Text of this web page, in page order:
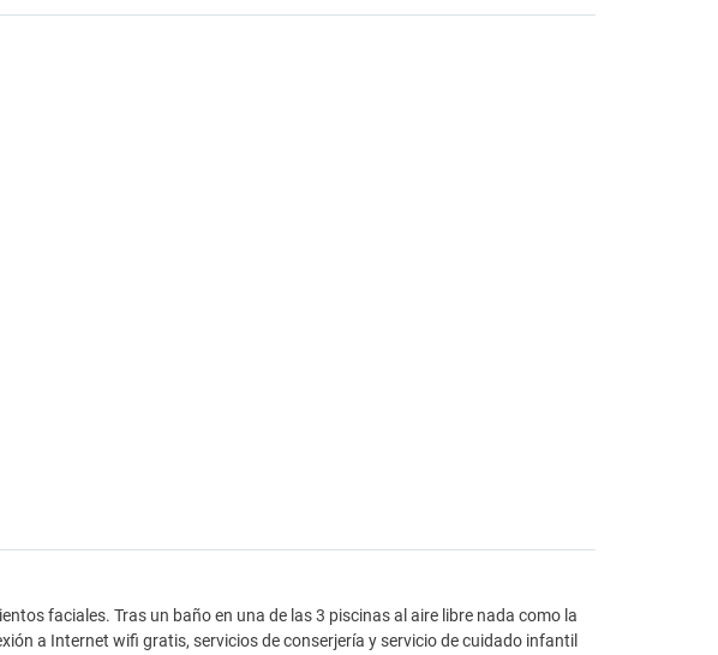
faciales. Tras un baño en una de las 3 piscinas al aire libre nada como la
a Internet wifi gratis, servicios de conserjería y servicio de cuidado infantil